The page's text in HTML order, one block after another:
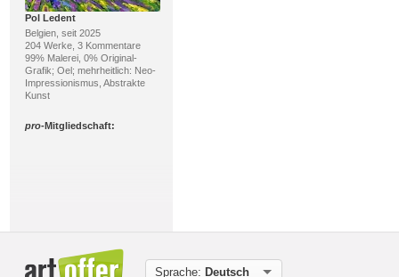
Pol Ledent
Belgien, seit 2025
204 Werke, 3 Kommentare
99% Malerei, 0% Original-
Grafik; Oel; mehrheitlich: Neo-
Impressionismus, Abstrakte
Kunst
pro-Mitgliedschaft:
Sprache: Deutsch